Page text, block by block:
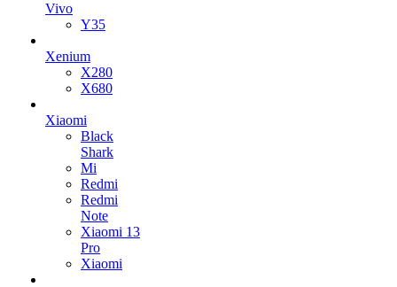
Vivo
Y35
Xenium
X280
X680
Xiaomi
Black
Shark
Mi
Redmi
Redmi
Note
Xiaomi 13
Pro
Xiaomi